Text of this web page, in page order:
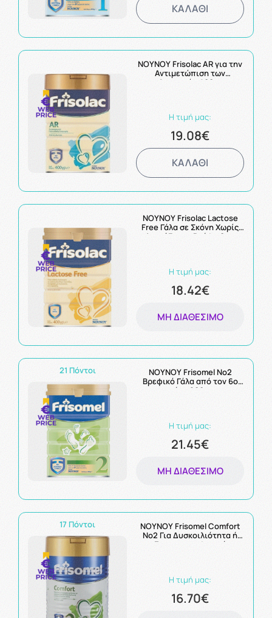
ΚΑΛΑΘΙ
NOYNOY Frisolac AR για την
Αντιμετώπιση των
Αναγωγών 400gr
Η τιμή μας:
19.08€
ΚΑΛΑΘΙ
NOYNOY Frisolac Lactose
Free Γάλα σε Σκόνη Χωρίς
Λακτόζη για Βρέφη 0+m
Η τιμή μας:
18.42€
ΜΗ ΔΙΑΘΈΣΙΜΟ
21 Πόντοι
ΝΟΥΝΟΥ Frisomel No2
Βρεφικό Γάλα από τον 6ο
μήνα 800gr
Η τιμή μας:
21.45€
ΜΗ ΔΙΑΘΈΣΙΜΟ
17 Πόντοι
NOYNOY Frisomel Comfort
No2 Για Δυσκοιλιότητα ή
Γαστροοισοφαγική
Η τιμή μας:
16.70€